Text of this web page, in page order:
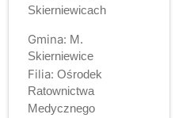
Skierniewicach
Gmina: M.
Skierniewice
Filia: Ośrodek
Ratownictwa
Medycznego